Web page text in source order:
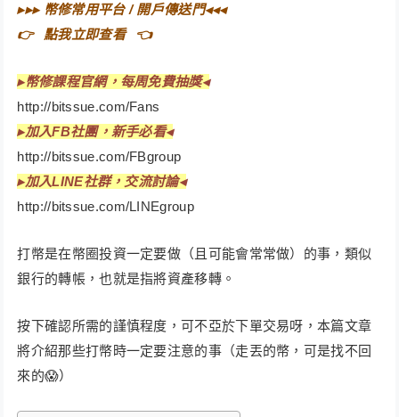
▸▸▸ 幣修常用平台 / 開戶傳送門◂◂◂
👉⠀ 點我立即查看⠀👈
▸幣修課程官網，每周免費抽獎◂
http://bitssue.com/Fans
▸加入FB社團，新手必看◂
http://bitssue.com/FBgroup
▸加入LINE社群，交流討論◂
http://bitssue.com/LINEgroup
打幣是在幣圈投資一定要做（且可能會常常做）的事，類似
銀行的轉帳，也就是指將資產移轉。
按下確認所需的謹慎程度，可不亞於下單交易呀，本篇文章
將介紹那些打幣時一定要注意的事（走丟的幣，可是找不回
來的😱）